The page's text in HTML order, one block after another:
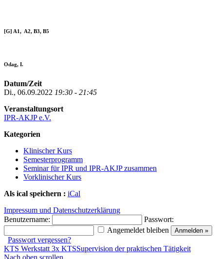
[G] A1, A2, B3, B5
Odag, I.
Datum/Zeit
Di., 06.09.2022 19:30 - 21:45
Veranstaltungsort
IPR-AKJP e.V.
Kategorien
Klinischer Kurs
Semesterprogramm
Seminar für IPR und IPR-AKJP zusammen
Vorklinischer Kurs
Als ical speichern : iCal
Impressum und Datenschutzerklärung
Benutzername:
Passwort:
Angemeldet bleiben
Passwort vergessen?
KTS Werkstatt 3x KTSSupervision der praktischen Tätigkeit